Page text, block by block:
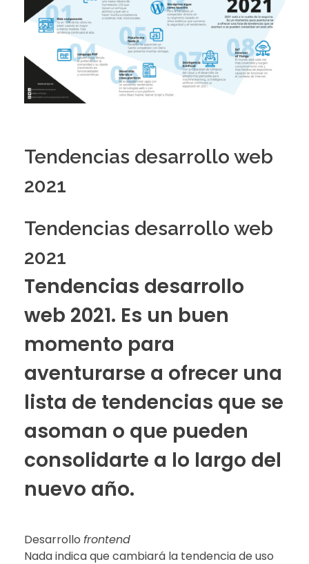
Tendencias desarrollo web
2021
Tendencias desarrollo web
2021
Tendencias desarrollo
web 2021. Es un buen
momento para
aventurarse a ofrecer una
lista de tendencias que se
asoman o que pueden
consolidarte a lo largo del
nuevo año.
Desarrollo frontend
Nada indica que cambiará la tendencia de uso